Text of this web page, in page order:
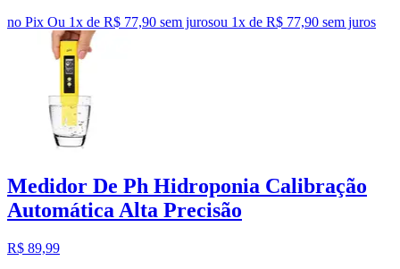
no Pix Ou 1x de R$ 77,90 sem jurosou 1x de R$ 77,90 sem juros
Medidor De Ph Hidroponia Calibração
Automática Alta Precisão
R$ 89,99